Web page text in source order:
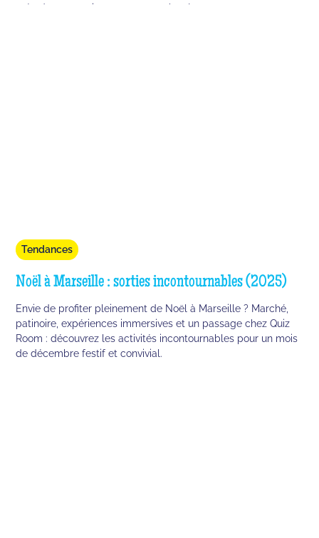
crée des souvenirs avec tes proches !
Tendances
Noël à Marseille : sorties incontournables (2025)
Envie de profiter pleinement de Noël à Marseille ? Marché,
patinoire, expériences immersives et un passage chez Quiz
Room : découvrez les activités incontournables pour un mois
de décembre festif et convivial.